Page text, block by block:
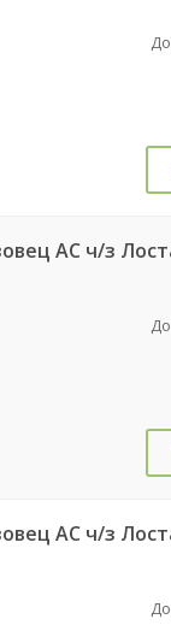
АС ч/з
АС ч/з